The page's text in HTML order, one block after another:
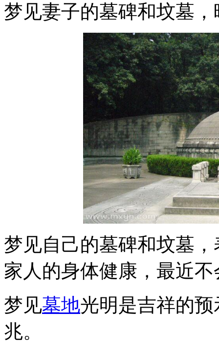
梦见妻子的墓碑和坟墓
梦见自己的墓碑和坟墓
家人的身体健康，最近
梦见墓地光明是吉祥的
兆。